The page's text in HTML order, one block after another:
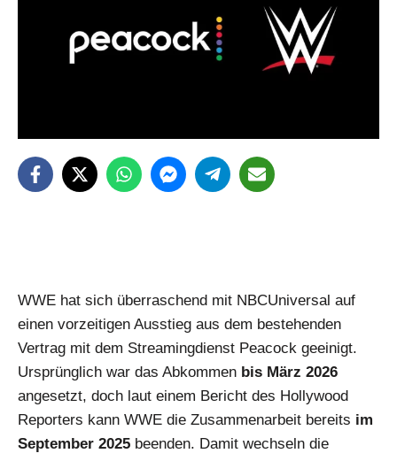
WWE hat sich überraschend mit NBCUniversal auf
einen vorzeitigen Ausstieg aus dem bestehenden
Vertrag mit dem Streamingdienst Peacock geeinigt.
Ursprünglich war das Abkommen bis März 2026
angesetzt, doch laut einem Bericht des Hollywood
Reporters kann WWE die Zusammenarbeit bereits im
September 2025 beenden. Damit wechseln die